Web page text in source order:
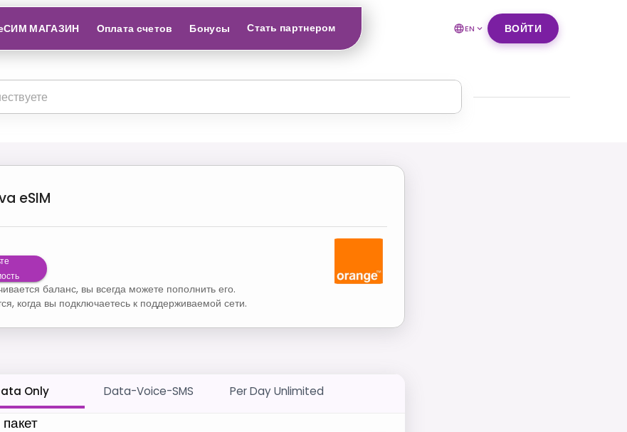
МАГАЗИН Оплата счетов Бонусы Стать партнером EN ВОЙТИ
eSIM
баланс, вы всегда можете пополнить его.
когда вы подключаетесь к поддерживаемой сети.
Only Data-Voice-SMS Per Day Unlimited